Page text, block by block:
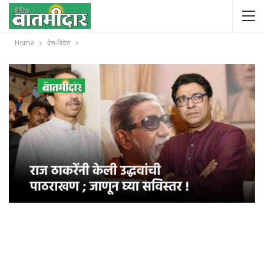
Home देश-विदेश